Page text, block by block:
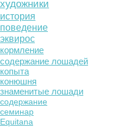
художники
история
поведение
эквирос
кормление
содержание лошадей
копыта
конюшня
знаменитые лошади
содержание
семинар
Equitana